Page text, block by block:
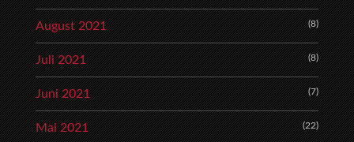
August 2021 (8)
Juli 2021 (8)
Juni 2021 (7)
Mai 2021 (22)